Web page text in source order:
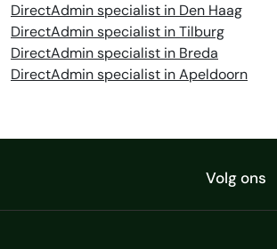
DirectAdmin specialist in Den Haag
DirectAdmin specialist in Tilburg
DirectAdmin specialist in Breda
DirectAdmin specialist in Apeldoorn
Volg ons